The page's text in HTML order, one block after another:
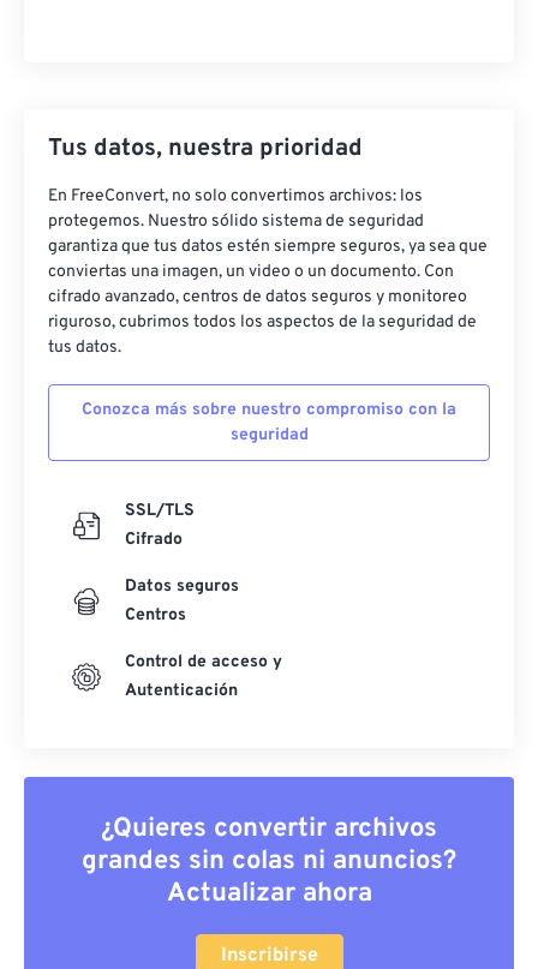
Tus datos, nuestra prioridad
En FreeConvert, no solo convertimos archivos: los
protegemos. Nuestro sólido sistema de seguridad
garantiza que tus datos estén siempre seguros, ya sea que
conviertas una imagen, un video o un documento. Con
cifrado avanzado, centros de datos seguros y monitoreo
riguroso, cubrimos todos los aspectos de la seguridad de
tus datos.
Conozca más sobre nuestro compromiso con la
seguridad
SSL/TLS
Cifrado
Datos seguros
Centros
Control de acceso y
Autenticación
¿Quieres convertir archivos
grandes sin colas ni anuncios?
Actualizar ahora
Inscribirse